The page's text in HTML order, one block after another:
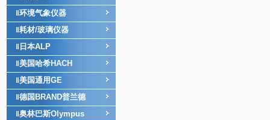
环境气象仪器
耗材/玻璃仪器
日本ALP
美国哈希HACH
美国通用GE
德国BRAND普兰德
奥林巴斯Olympus